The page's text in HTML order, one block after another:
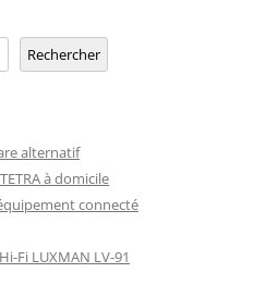
Rechercher
alternatif
à domicile
connecté
Fi LUXMAN LV-91